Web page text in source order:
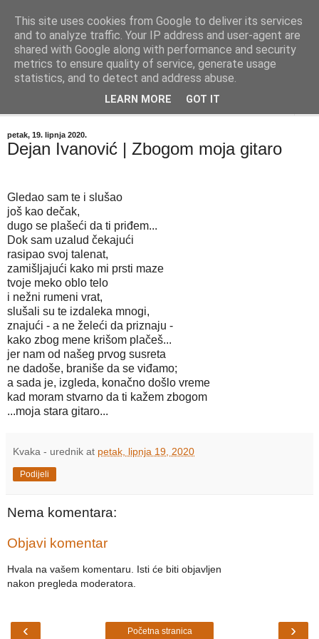
"Kvaka"
Časopis za književnost ISSN 2459-5632
petak, 19. lipnja 2020.
Dejan Ivanović | Zbogom moja gitaro
Gledao sam te i slušao
još kao dečak,
dugo se plašeći da ti priđem...
Dok sam uzalud čekajući
rasipao svoj talenat,
zamišljajući kako mi prsti maze
tvoje meko oblo telo
i nežni rumeni vrat,
slušali su te izdaleka mnogi,
znajući - a ne želeći da priznaju -
kako zbog mene krišom plačeš...
jer nam od našeg prvog susreta
ne dadoše, braniše da se viđamo;
a sada je, izgleda, konačno došlo vreme
kad moram stvarno da ti kažem zbogom
...moja stara gitaro...
Kvaka - urednik at petak, lipnja 19, 2020
Podijeli
Nema komentara:
Objavi komentar
Hvala na vašem komentaru. Isti će biti objavljen
nakon pregleda moderatora.
‹ ›
Početna stranica
This site uses cookies from Google to deliver its services
and to analyze traffic. Your IP address and user-agent are
shared with Google along with performance and security
metrics to ensure quality of service, generate usage
statistics, and to detect and address abuse.
LEARN MORE GOT IT